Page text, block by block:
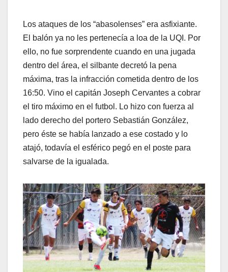
Los ataques de los “abasolenses” era asfixiante.
El balón ya no les pertenecía a loa de la UQI. Por
ello, no fue sorprendente cuando en una jugada
dentro del área, el silbante decretó la pena
máxima, tras la infracción cometida dentro de los
16:50. Vino el capitán Joseph Cervantes a cobrar
el tiro máximo en el futbol. Lo hizo con fuerza al
lado derecho del portero Sebastián González,
pero éste se había lanzado a ese costado y lo
atajó, todavía el esférico pegó en el poste para
salvarse de la igualada.